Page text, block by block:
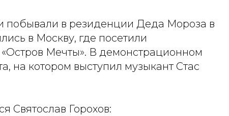
побывали в резиденции Деда Мороза в
в Москву, где посетили
Мечты». В демонстрационном
на котором выступил музыкант Стас
Святослав Горохов: